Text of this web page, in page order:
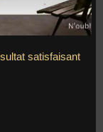
satisfaisant